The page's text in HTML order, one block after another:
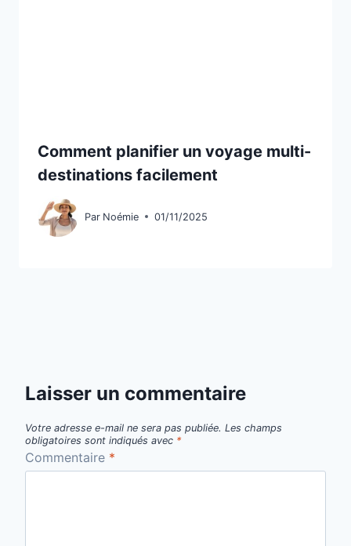
Comment planifier un voyage multi-
destinations facilement
Par Noémie 01/11/2025
Laisser un commentaire
Votre adresse e-mail ne sera pas publiée. Les champs
obligatoires sont indiqués avec *
Commentaire *